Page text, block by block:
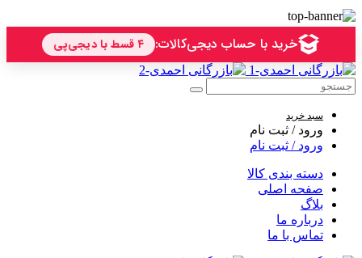
سبد خرید
ورود / ثبت نام
ورود / ثبت نام
دسته بندی کالا
صفحه اصلی
بلاگ
درباره ما
تماس با ما